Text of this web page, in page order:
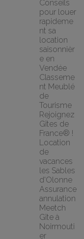
Conseils
pour louer
rapideme
nt sa
location
saisonnièr
e en
Vendée
Classeme
nt Meublé
de
Tourisme
Rejoignez
Gîtes de
France® !
Location
de
vacances
les Sables
d'Olonne
Assurance
annulation
Meetch
Gîte à
Noirmouti
er